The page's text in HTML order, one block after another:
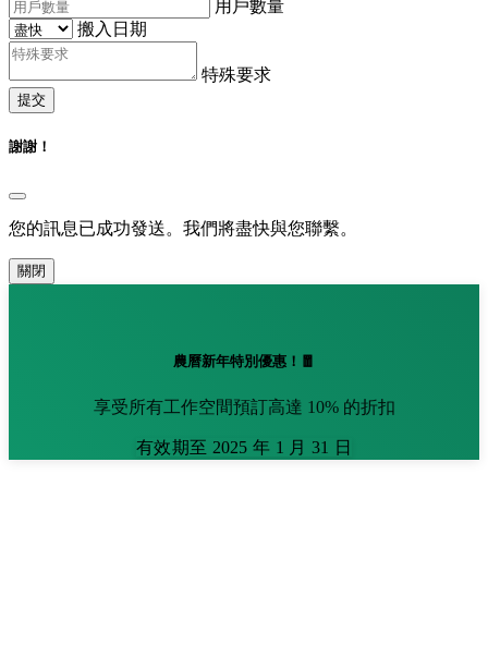
用戶數量
搬入日期
特殊要求
提交
謝謝！
您的訊息已成功發送。我們將盡快與您聯繫。
關閉
農曆新年特別優惠！🧧
享受所有工作空間預訂高達 10% 的折扣
有效期至 2025 年 1 月 31 日